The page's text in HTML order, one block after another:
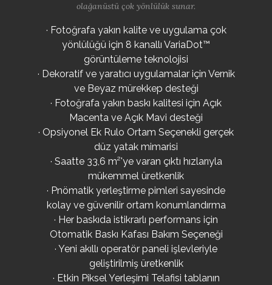
olağanüstü çok yönlülük sunar.
· Fotoğrafa yakın kalite ve uygulama çok
yönlülüğü için 8 kanallı VariaDot™
görüntüleme teknolojisi
· Dekoratif ve yaratıcı uygulamalar için Vernik
ve Beyaz mürekkep desteği
· Fotoğrafa yakın baskı kalitesi için Açık
Macenta ve Açık Mavi desteği
· Opsiyonel Ek Rulo Ortam Seçenekli gerçek
düz yatak mimarisi
· Saatte 33,6 m²'ye varan çıktı hızlarıyla
mükemmel üretkenlik
· Pnömatik yerleştirme pimleri sayesinde
kolay ve güvenilir ortam konumlandırma
· Her baskıda istikrarlı performans için
Otomatik Baskı Kafası Bakım Seçeneği
· Yeni akıllı operatör paneli işlevleriyle
geliştirilmiş üretkenlik
· Etkin Piksel Yerleşimi Telafisi tablanın